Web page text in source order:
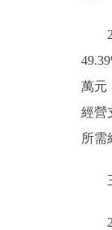
萬元
經營
所需
三